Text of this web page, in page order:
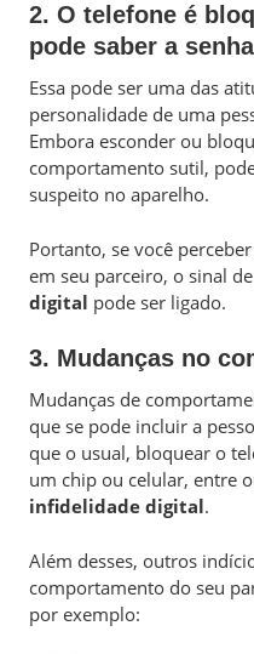
2. O telefone é
pode saber a senha
Essa pode ser uma das
personalidade de uma
Embora esconder ou
comportamento sutil,
suspeito no aparelho.
Portanto, se você
em seu parceiro, o sinal
digital pode ser ligado.
3. Mudanças no
Mudanças de
que se pode incluir a
que o usual, bloquear o
um chip ou celular, entre
infidelidade digital.
Além desses, outros
comportamento do seu
por exemplo: